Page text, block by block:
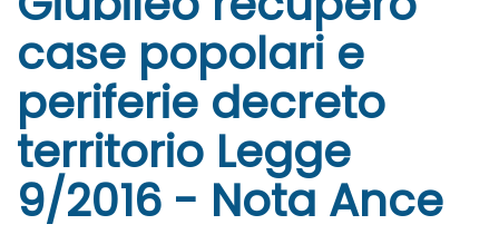
case popolari e
periferie decreto
territorio Legge
9/2016 - Nota Ance